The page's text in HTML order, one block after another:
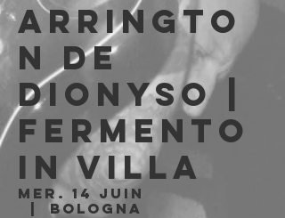
Arringto
n de
Dionyso |
Fermento
in Villa
mer. 14 juin
  |
Bologna